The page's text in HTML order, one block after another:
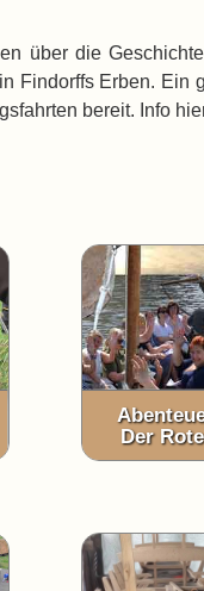
über die
Findorffs Erben. Ein
bereit. Info
Der